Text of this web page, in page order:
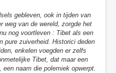
gebleven, ook in tijden van
weg van de wereld, zorgde het
nog voortleven : Tibet als een
pure zuiverheid. Historici deden
enkelen voegden er zelfs
Tibet, dat maar een
naam die polemiek opwerpt.